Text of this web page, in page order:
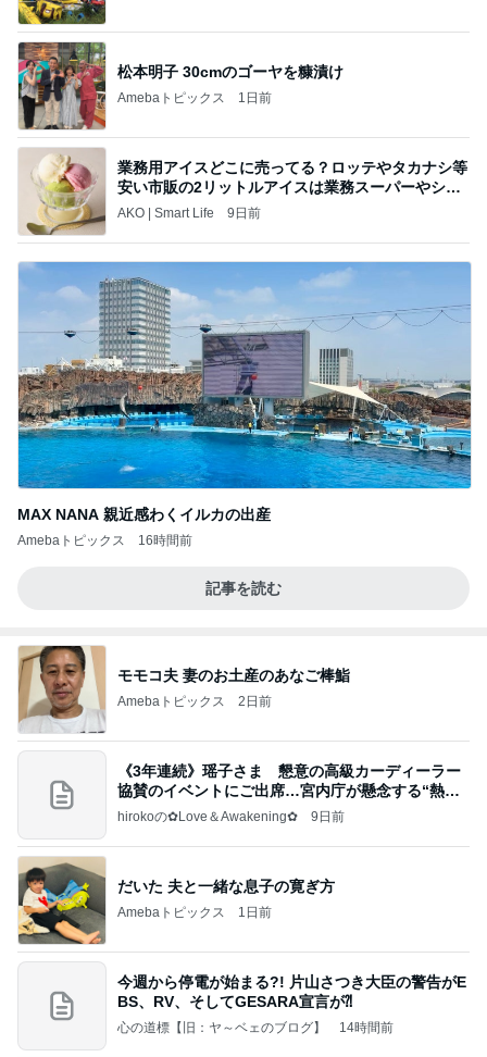
松本明子 30cmのゴーヤを糠漬け
Amebaトピックス 1日前
業務用アイスどこに売ってる？ロッテやタカナシ等
安い市販の2リットルアイスは業務スーパーやシャ
トレ
AKO | Smart Life 9日前
MAX NANA 親近感わくイルカの出産
Amebaトピックス 16時間前
記事を読む
モモコ夫 妻のお土産のあなご棒鮨
Amebaトピックス 2日前
《3年連続》瑶子さま 懇意の高級カーディーラー
協賛のイベントにご出席…宮内庁が懸念する“熱心
すぎ
hirokoの✿Love＆Awakening✿ 9日前
だいた 夫と一緒な息子の寛ぎ方
Amebaトピックス 1日前
今週から停電が始まる?! 片山さつき大臣の警告がE
BS、RV、そしてGESARA宣言が⁈
心の道標【旧：ヤ～ベェのブログ】 14時間前